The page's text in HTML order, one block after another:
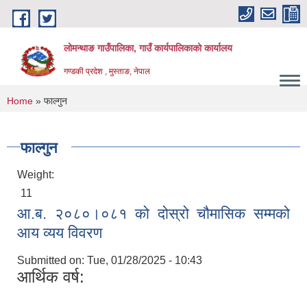
Skip to main content
लोमन्थाङ गाउँपालिका, गाउँ कार्यपालिकाको कार्यालय
गण्डकी प्रदेश , मुस्ताङ, नेपाल
You are here
Home » फाल्गुन
फाल्गुन
Weight:
11
आ.ब. २०८०।०८१ को दोस्रो चौमासिक सम्मको
आय व्यय विवरण
Submitted on: Tue, 01/28/2025 - 10:43
आर्थिक वर्ष: